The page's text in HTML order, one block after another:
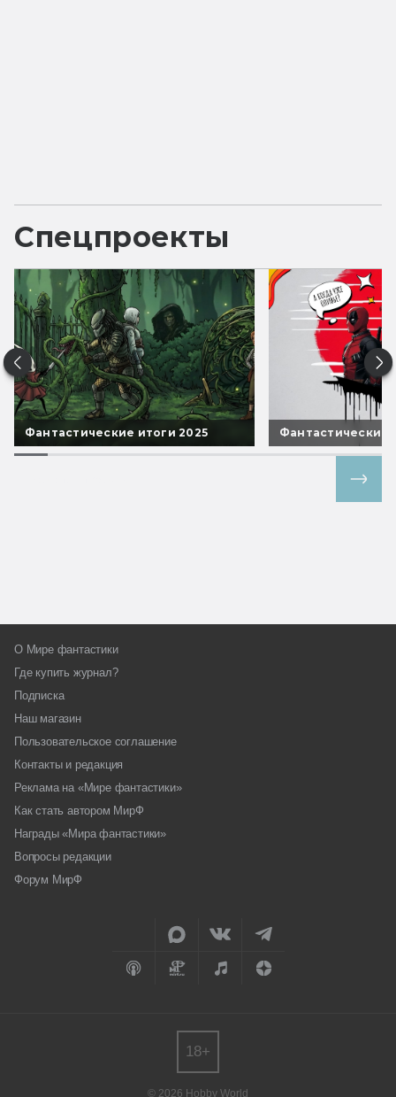
Спецпроекты
Фантастические итоги 2025 Фантастические
О Мире фантастики
Где купить журнал?
Подписка
Наш магазин
Пользовательское соглашение
Контакты и редакция
Реклама на «Мире фантастики»
Как стать автором МирФ
Награды «Мира фантастики»
Вопросы редакции
Форум МирФ
© 2026 Hobby World
18+